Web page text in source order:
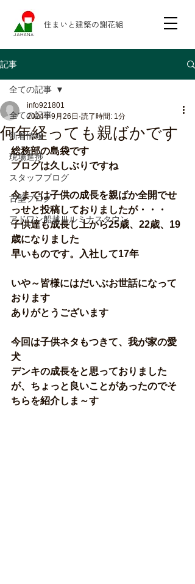
住まいと建築の謝花組
記事
全ての記事
新着情報
現場進捗
スタッフブログ
古堅ブログ
アドワン船越Ⅲルミナスタウン
全ての記事
何年経っても親ばかです
info921801
2024年9月26日 読了時間: 1分
総務部の島袋です
ブログは久しぶりですね
今までは子供の成長を親ばか全開でせ
っせと投稿しておりましたが・・・
子供達も成長し上から25歳、22歳、19
歳になりました
早いものです。入社して17年
いや～皆様にはだいぶお世話になって
おります
ありがとうございます
今回は子供ネタもつきて、我が家の愛
犬
デンキの成長をと思っておりました
が、ちょっと良いことがあったのでそ
ちらを紹介しま～す